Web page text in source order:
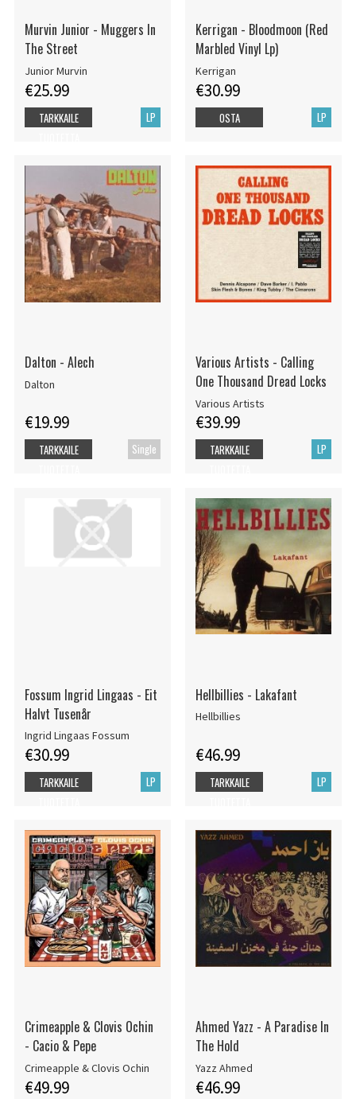
Murvin Junior - Muggers In
The Street
Junior Murvin
€25.99
LP
TARKKAILE
Kerrigan - Bloodmoon (Red
Marbled Vinyl Lp)
Kerrigan
€30.99
LP
OSTA
Dalton - Alech
Dalton
€19.99
Single
TARKKAILE
Various Artists - Calling
One Thousand Dread Locks
Various Artists
€39.99
LP
TARKKAILE
Fossum Ingrid Lingaas - Eit
Halvt Tusenår
Ingrid Lingaas Fossum
€30.99
LP
TARKKAILE
Hellbillies - Lakafant
Hellbillies
€46.99
LP
TARKKAILE
Crimeapple & Clovis Ochin
- Cacio & Pepe
Crimeapple & Clovis Ochin
€49.99
Ahmed Yazz - A Paradise In
The Hold
Yazz Ahmed
€46.99